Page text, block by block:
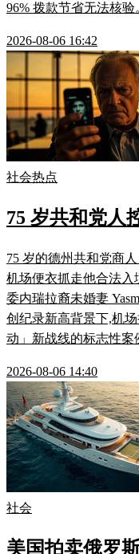
96% 拨款节省无法核验
2026-08-06 16:42
社会热点
75 岁共和党人
75 岁的德州共和党商
机场便衣抓走他合法入
委内瑞拉裔未婚妻
创纪录新高背景下,机
动」新战线的标志性案
2026-08-06 14:40
社会
美国拍卖俄罗